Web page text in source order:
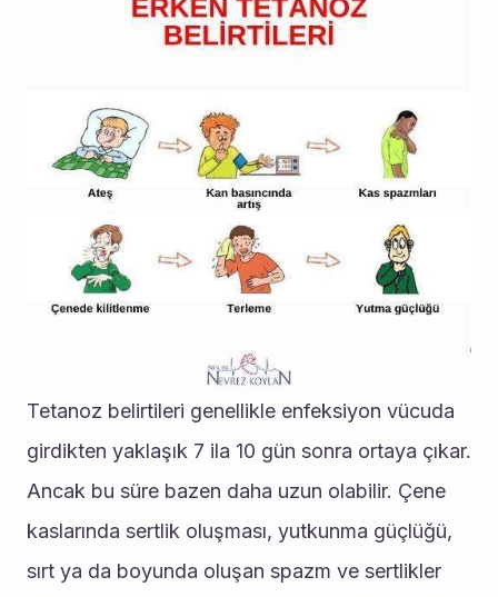
Tetanoz belirtileri genellikle enfeksiyon vücuda
girdikten yaklaşık 7 ila 10 gün sonra ortaya çıkar.
Ancak bu süre bazen daha uzun olabilir. Çene
kaslarında sertlik oluşması, yutkunma güçlüğü,
sırt ya da boyunda oluşan spazm ve sertlikler